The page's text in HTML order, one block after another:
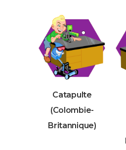
Catapulte
(Colombie-
Britannique)